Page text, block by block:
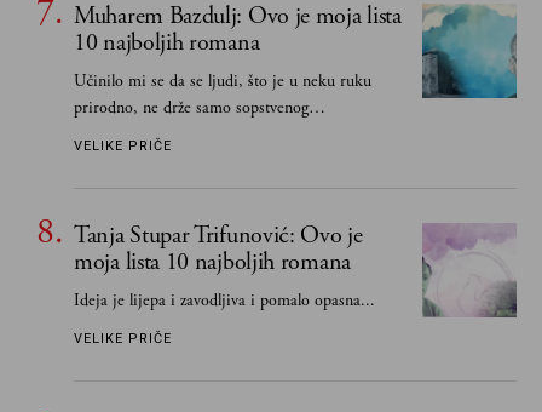
Muharem Bazdulj: Ovo je moja lista
10 najboljih romana
Učinilo mi se da se ljudi, što je u neku ruku
prirodno, ne drže samo sopstvenog
senzibiliteta... Pokušao sam (biće, samo
VELIKE PRIČE
Tanja Stupar Trifunović: Ovo je
moja lista 10 najboljih romana
Ideja je lijepa i zavodljiva i pomalo opasna...
VELIKE PRIČE